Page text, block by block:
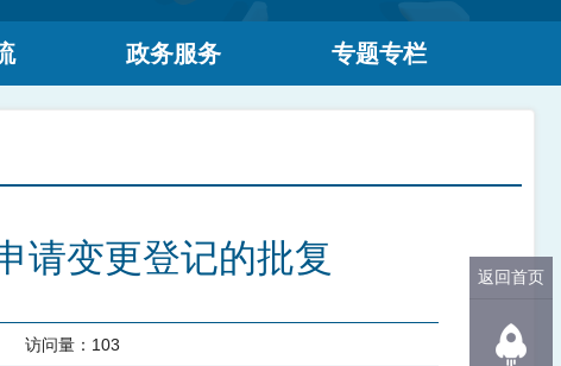
政务服务 专题专栏
请变更登记的批复
访问量： 103
返回首页